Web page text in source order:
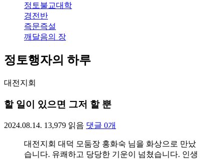
정토불교대학
경전반
즉문즉설
깨달음의 장
정토행자의 하루
대전지회
할 일이 있으면 그저 할 뿐
2024.08.14. 13,979 읽음 댓글 0개
대전지회 대덕 모둠장 홍화숙 님을 화상으로 만났
습니다. 유쾌하고 당당한 기운이 넘쳤습니다. 인생